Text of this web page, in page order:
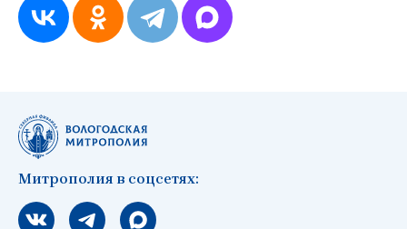
Митрополия в соцсетях:
Мы вконтакте
Мы в telegram
Мы в Макс